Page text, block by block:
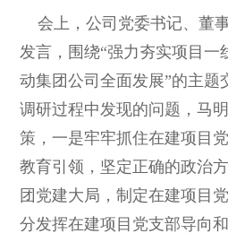
会上，公司党委书记、董
发言，围绕“强力夯实项目一
动集团公司全面发展”的主题
调研过程中发现的问题，马
策，一是牢牢抓住在建项目
教育引领，坚定正确的政治
团党建大局，制定在建项目
分发挥在建项目党支部导向